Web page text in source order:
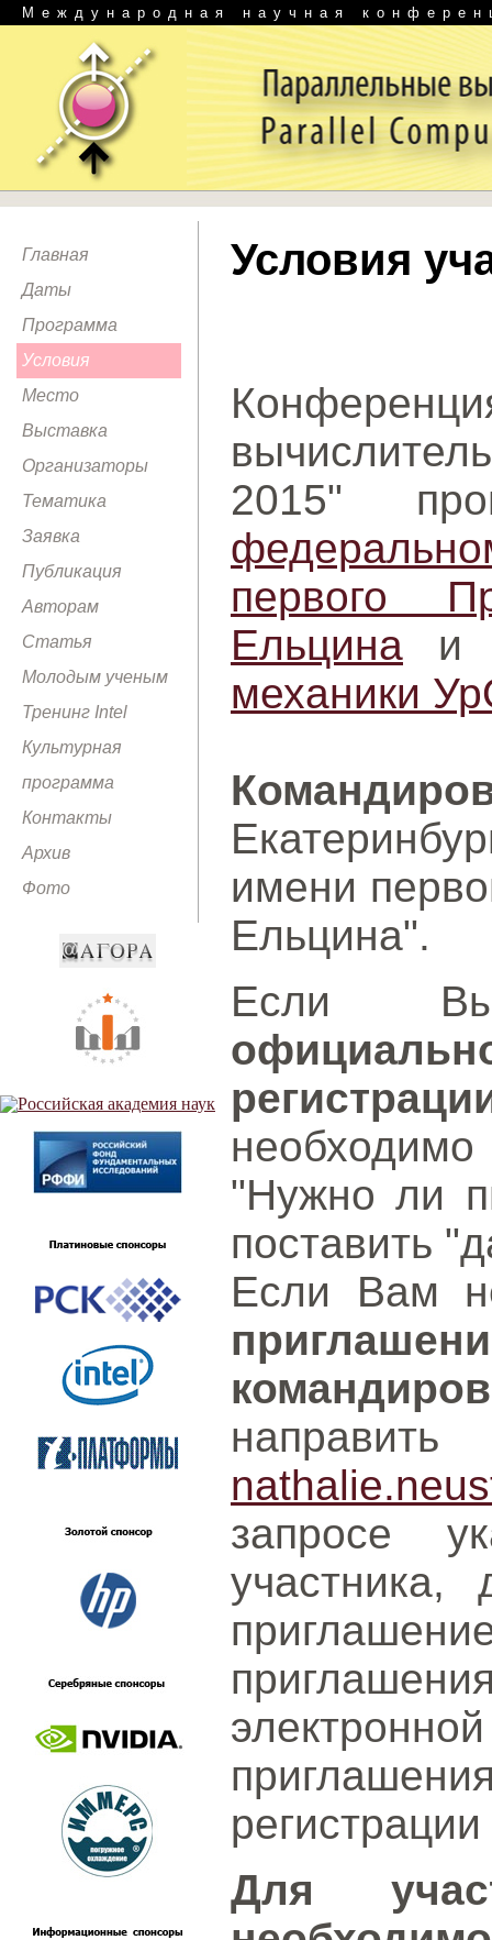
Международная научная
Главная
Даты
Программа
Условия
Место
Выставка
Организаторы
Тематика
Заявка
Публикация
Авторам
Статья
Молодым ученым
Тренинг Intel
Культурная
программа
Контакты
Архив
Фото
Условия
2015"
первого
Ельцина
механики
имени
Ельцина".
Если Вы
"Нужно ли
поставить
Если Вам
запросе
участника,
Для